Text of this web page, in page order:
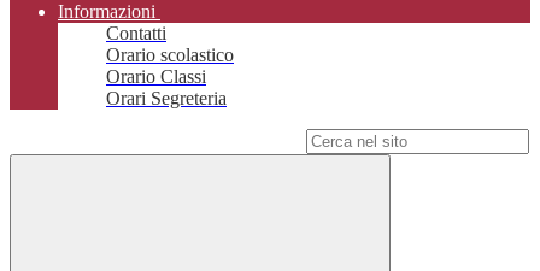
Informazioni
Contatti
Orario scolastico
Orario Classi
Orari Segreteria